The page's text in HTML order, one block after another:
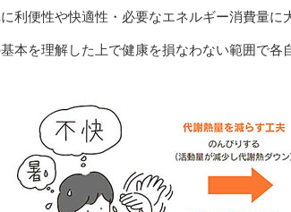
利便性や快適性・必要なエネルギー消費量
本を理解した上で健康を損なわない範囲で各